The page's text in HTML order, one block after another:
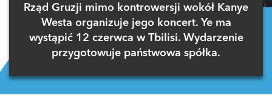
Rząd Gruzji mimo kontrowersji wokół Kanye
Westa organizuje jego koncert. Ye ma
wystąpić 12 czerwca w Tbilisi. Wydarzenie
przygotowuje państwowa spółka.